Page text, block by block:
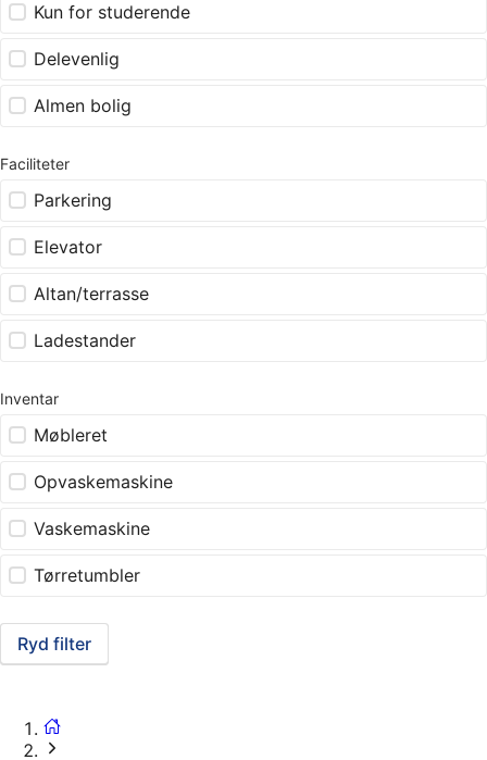
Kun for studerende
Delevenlig
Almen bolig
Faciliteter
Parkering
Elevator
Altan/terrasse
Ladestander
Inventar
Møbleret
Opvaskemaskine
Vaskemaskine
Tørretumbler
Ryd filter